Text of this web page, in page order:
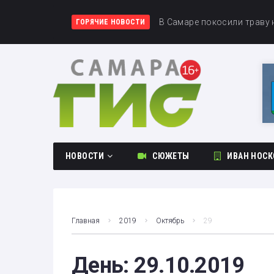
ГОРЯЧИЕ НОВОСТИ В День физкультурника
В Самаре покосили траву
В Самарской области
НОВОСТИ СЮЖЕТЫ ИВАН
Главная 2019 Октябрь 29
День: 29.10.2019